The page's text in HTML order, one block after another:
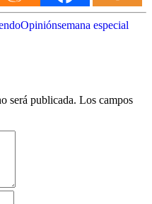
Opiniónsemana especial
será publicada. Los campos